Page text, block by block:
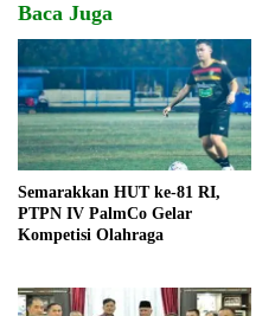
Baca Juga
Semarakkan HUT ke-81 RI,
PTPN IV PalmCo Gelar
Kompetisi Olahraga